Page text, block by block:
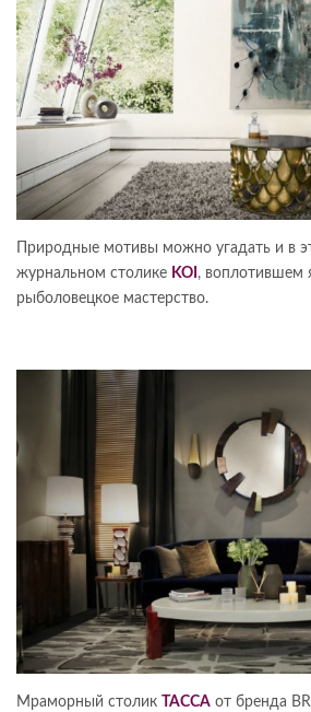
Природные мотивы можно угадать и в
журнальном столике KOI , воплотившем
рыболовецкое мастерство.
Мраморный столик ТАССА от бренда